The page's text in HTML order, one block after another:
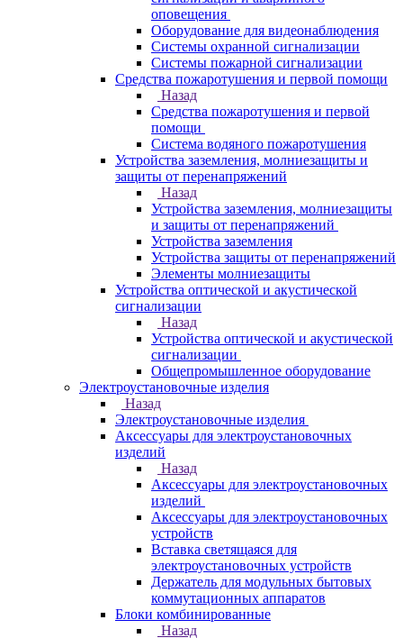
оповещения
Оборудование для видеонаблюдения
Системы охранной сигнализации
Системы пожарной сигнализации
Средства пожаротушения и первой помощи
Назад
Средства пожаротушения и первой
помощи
Система водяного пожаротушения
Устройства заземления, молниезащиты и
защиты от перенапряжений
Назад
Устройства заземления, молниезащиты
и защиты от перенапряжений
Устройства заземления
Устройства защиты от перенапряжений
Элементы молниезащиты
Устройства оптической и акустической
сигнализации
Назад
Устройства оптической и акустической
сигнализации
Общепромышленное оборудование
Электроустановочные изделия
Назад
Электроустановочные изделия
Аксессуары для электроустановочных
изделий
Назад
Аксессуары для электроустановочных
изделий
Аксессуары для электроустановочных
устройств
Вставка светящаяся для
электроустановочных устройств
Держатель для модульных бытовых
коммутационных аппаратов
Блоки комбинированные
Назад